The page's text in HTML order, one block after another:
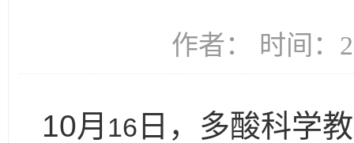
作者： 时间：
10月 16 日，多酸科学